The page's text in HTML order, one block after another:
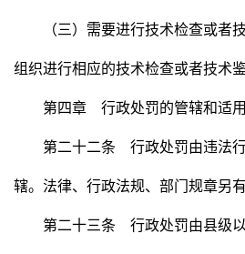
（三）需要进行技术检查或者
组织进行相应的技术检查或者技术鉴
第四章 行政处罚的管辖和适用
第二十二条 行政处罚由违法行
辖。法律、行政法规、部门规章另
第二十三条 行政处罚由县级以